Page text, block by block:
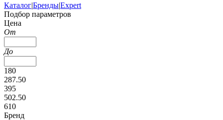
Каталог|Бренды|Expert
Подбор параметров
Цена
От
До
180
287.50
395
502.50
610
Бренд